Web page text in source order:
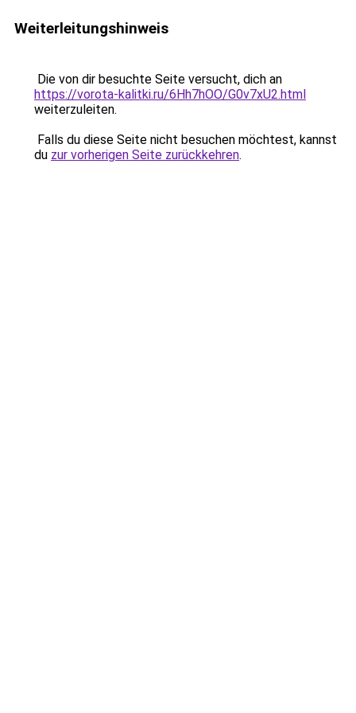
Weiterleitungshinweis
Die von dir besuchte Seite versucht, dich an
https://vorota-kalitki.ru/6Hh7hOO/G0v7xU2.html
weiterzuleiten.
Falls du diese Seite nicht besuchen möchtest, kannst
du zur vorherigen Seite zurückkehren.